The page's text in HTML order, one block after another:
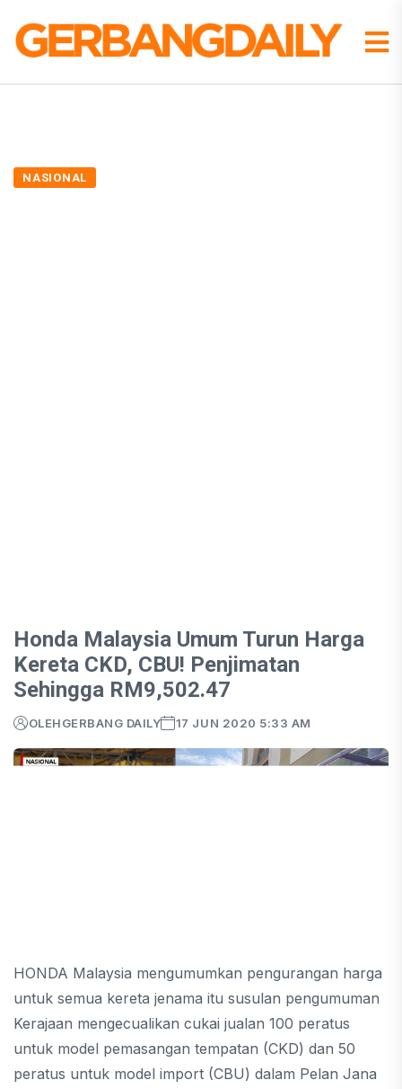
NASIONAL
Honda Malaysia Umum Turun Harga
Kereta CKD, CBU! Penjimatan
Sehingga RM9,502.47
OLEHGERBANG DAILY 17 JUN 2020 5:33 AM
HONDA Malaysia mengumumkan pengurangan harga
untuk semua kereta jenama itu susulan pengumuman
Kerajaan mengecualikan cukai jualan 100 peratus
untuk model pemasangan tempatan (CKD) dan 50
peratus untuk model import (CBU) dalam Pelan Jana